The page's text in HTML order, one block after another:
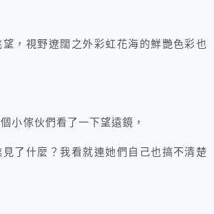
，視野遼闊之外彩虹花海的鮮艷色彩也
小傢伙們看了一下望遠鏡，
了什麼？我看就連她們自己也搞不清楚